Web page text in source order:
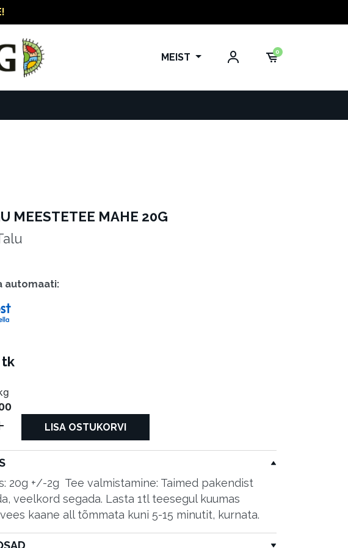
MEIST 0
MEESTETEE MAHE 20G
automaati:
LISA OSTUKORVI
20g +/-2g Tee valmistamine: Taimed pakendist
veelkord segada. Lasta 1tl teesegul kuumas
kaane all tõmmata kuni 5-15 minutit, kurnata.